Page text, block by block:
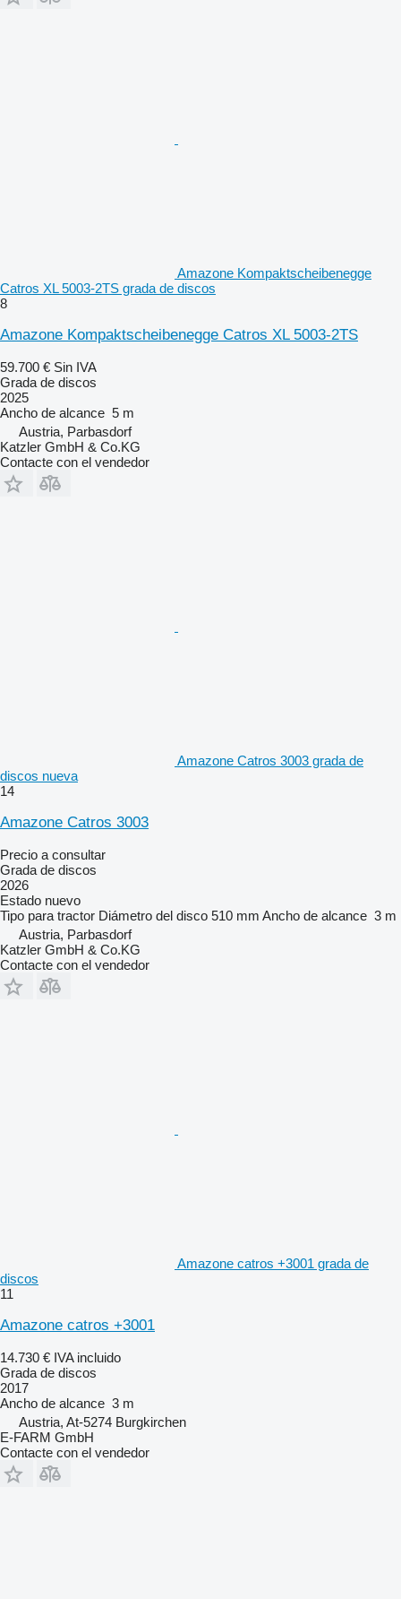
Amazone Kompaktscheibenegge
Catros XL 5003-2TS grada de discos
8
Amazone Kompaktscheibenegge Catros XL 5003-2TS
59.700 € Sin IVA
Grada de discos
2025
Ancho de alcance 5 m
Austria, Parbasdorf
Katzler GmbH & Co.KG
Contacte con el vendedor
Amazone Catros 3003 grada de
discos nueva
14
Amazone Catros 3003
Precio a consultar
Grada de discos
2026
Estado nuevo
Tipo para tractor Diámetro del disco 510 mm Ancho de alcance 3 m
Austria, Parbasdorf
Katzler GmbH & Co.KG
Contacte con el vendedor
Amazone catros +3001 grada de
discos
11
Amazone catros +3001
14.730 € IVA incluido
Grada de discos
2017
Ancho de alcance 3 m
Austria, At-5274 Burgkirchen
E-FARM GmbH
Contacte con el vendedor